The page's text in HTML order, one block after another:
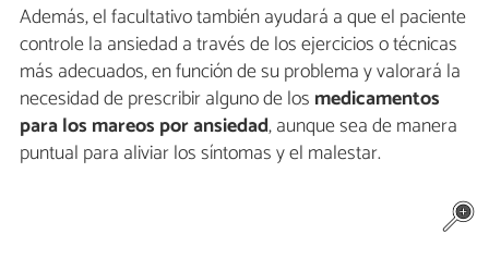
Además, el facultativo también ayudará a que el paciente
controle la ansiedad a través de los ejercicios o técnicas
más adecuados, en función de su problema y valorará la
necesidad de prescribir alguno de los medicamentos
para los mareos por ansiedad, aunque sea de manera
puntual para aliviar los síntomas y el malestar.